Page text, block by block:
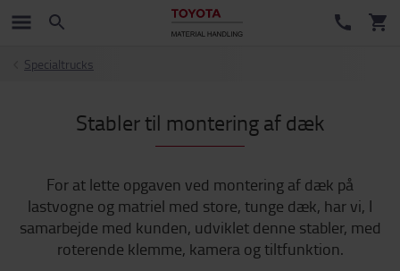
Specialtrucks
Stabler til montering af dæk
For at lette opgaven ved montering af dæk på
lastvogne og matriel med store, tunge dæk, har vi, I
samarbejde med kunden, udviklet denne stabler, med
roterende klemme, kamera og tiltfunktion.